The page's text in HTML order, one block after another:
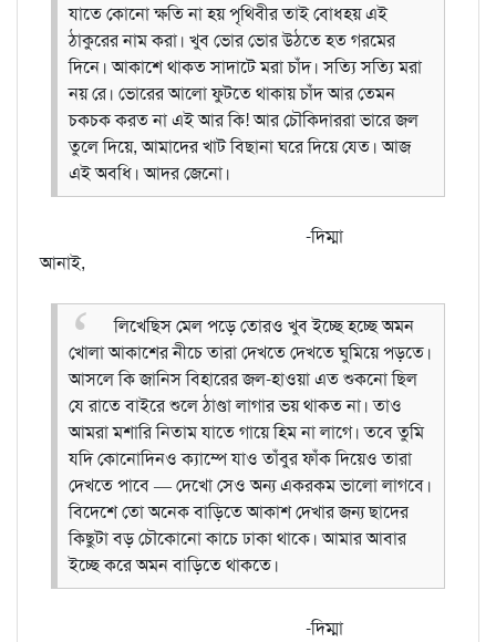
যাতে কোনো ক্ষতি না হ্য় পৃথিবীর তাই বোধহয় এই
ঠাকুরের নাম করা। খুব ভোর ভোর উঠতে হত গরমের
দিনে। আকাশে থাকত সাদাটে মরা চাঁদ। সত্যি সত্যি মরা
নয় রে। ভোরের আলো ফুটতে থাকায় চাঁদ আর তেমন
চকচক করত না এই আর কি! আর চৌকিদাররা ভারে জল
তুলে দিয়ে, আমাদের খাট বিছানা ঘরে দিয়ে যেত। আজ
এই অবধি। আদর জেনো।
-দিম্মা
আনাই,
লিখেছিস মেল পড়ে তোরও খুব ইচ্ছে হচ্ছে অমন
খোলা আকাশের নীচে তারা দেখতে দেখতে ঘুমিয়ে পড়তে।
আসলে কি জানিস বিহারের জল-হাওয়া এত শুকনো ছিল
যে রাতে বাইরে শুলে ঠাণ্ডা লাগার ভয় থাকত না। তাও
আমরা মশারি নিতাম যাতে গায়ে হিম না লাগে। তবে তুমি
যদি কোনোদিনও ক্যাম্পে যাও তাঁবুর ফাঁক দিয়েও তারা
দেখতে পাবে — দেখো সেও অন্য একরকম ভালো লাগবে।
বিদেশে তো অনেক বাড়িতে আকাশ দেখার জন্য ছাদের
কিছুটা বড় চৌকোনো কাচে ঢাকা থাকে। আমার আবার
ইচ্ছে করে অমন বাড়িতে থাকতে।
-দিম্মা